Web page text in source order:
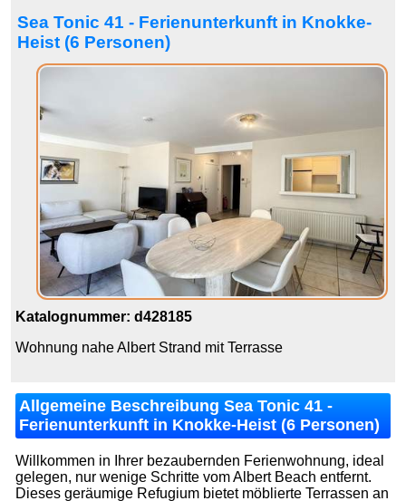
Sea Tonic 41 - Ferienunterkunft in Knokke-
Heist (6 Personen)
Katalognummer: d428185
Wohnung nahe Albert Strand mit Terrasse
Allgemeine Beschreibung Sea Tonic 41 -
Ferienunterkunft in Knokke-Heist (6 Personen)
Willkommen in Ihrer bezaubernden Ferienwohnung, ideal
gelegen, nur wenige Schritte vom Albert Beach entfernt.
Dieses geräumige Refugium bietet möblierte Terrassen an